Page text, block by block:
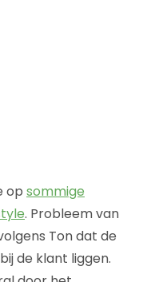
op sommige
. Probleem van
Ton dat de
de klant liggen.